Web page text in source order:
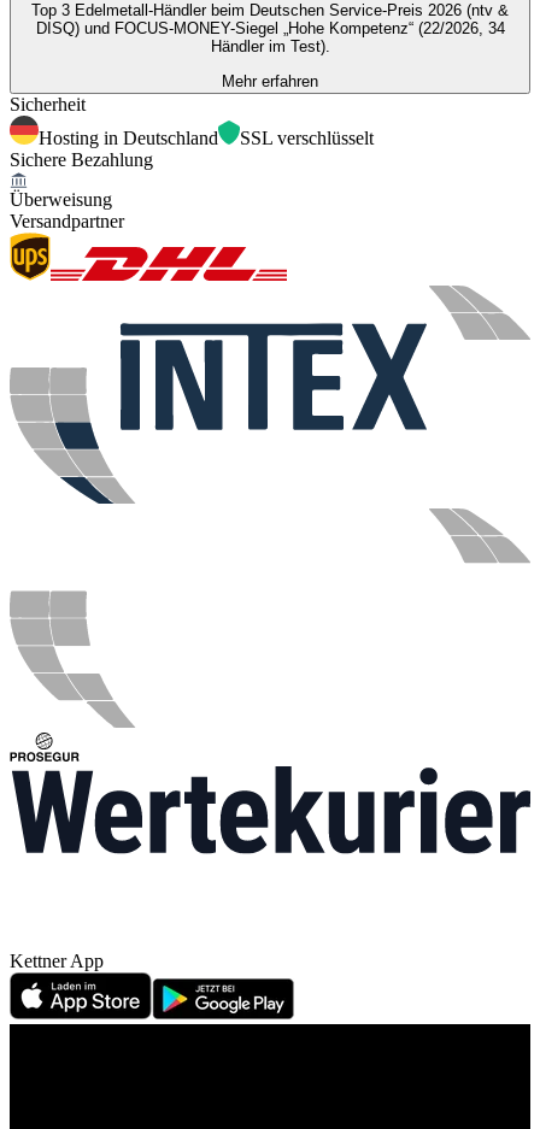
Top 3 Edelmetall-Händler beim Deutschen Service-Preis 2026 (ntv &
DISQ) und FOCUS-MONEY-Siegel „Hohe Kompetenz“ (22/2026, 34
Händler im Test).
Mehr erfahren
Sicherheit
Hosting in Deutschland
SSL verschlüsselt
Sichere Bezahlung
Überweisung
Versandpartner
Kettner App